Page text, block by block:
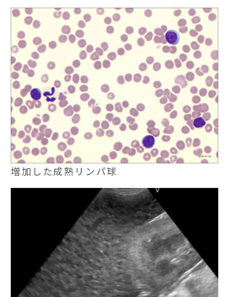
増加した成熟リンパ球